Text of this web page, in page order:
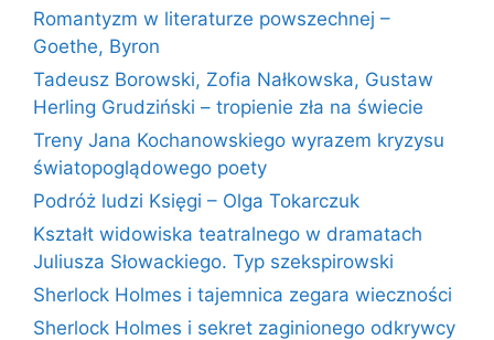
Romantyzm w literaturze powszechnej –
Goethe, Byron
Tadeusz Borowski, Zofia Nałkowska, Gustaw
Herling Grudziński – tropienie zła na świecie
Treny Jana Kochanowskiego wyrazem kryzysu
światopoglądowego poety
Podróż ludzi Księgi – Olga Tokarczuk
Kształt widowiska teatralnego w dramatach
Juliusza Słowackiego. Typ szekspirowski
Sherlock Holmes i tajemnica zegara wieczności
Sherlock Holmes i sekret zaginionego odkrywcy